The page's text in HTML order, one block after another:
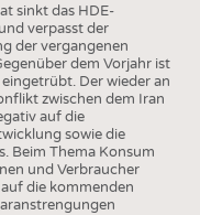
sinkt das HDE-
verpasst der
der vergangenen
dem Vorjahr ist
Der wieder an
zwischen dem Iran
auf die
sowie die
Beim Thema Konsum
und Verbraucher
die kommenden